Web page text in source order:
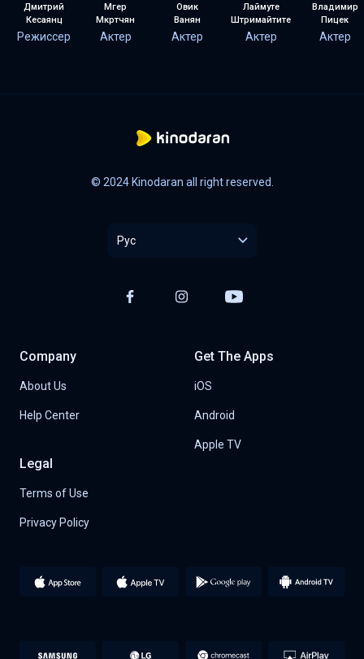
Дмитрий
Кесаянц
Режиссер
Мгер
Мкртчян
Актер
Овик
Ванян
Актер
Лаймуте
Штримайтите
Актер
Владимир
Пицек
Актер
© 2024 Kinodaran all right reserved.
Рус
Company
About Us
Help Center
Get The Apps
iOS
Android
Apple TV
Legal
Terms of Use
Privacy Policy